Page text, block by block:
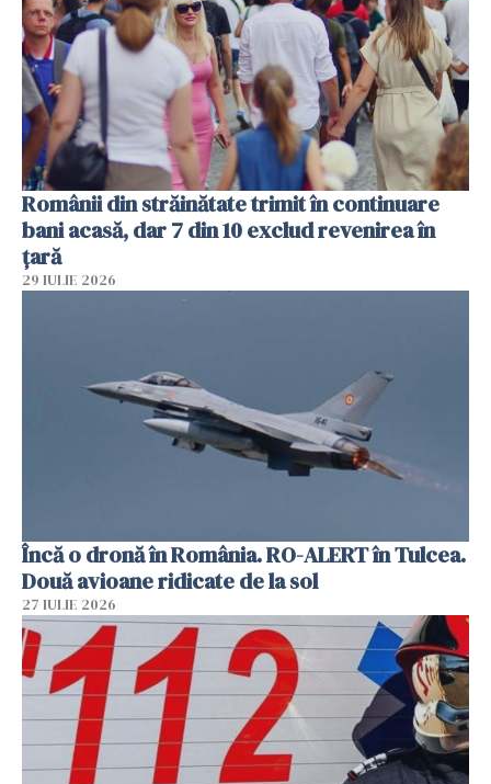
Românii din străinătate trimit în continuare
bani acasă, dar 7 din 10 exclud revenirea în
țară
29 IULIE 2026
Încă o dronă în România. RO-ALERT în Tulcea.
Două avioane ridicate de la sol
27 IULIE 2026